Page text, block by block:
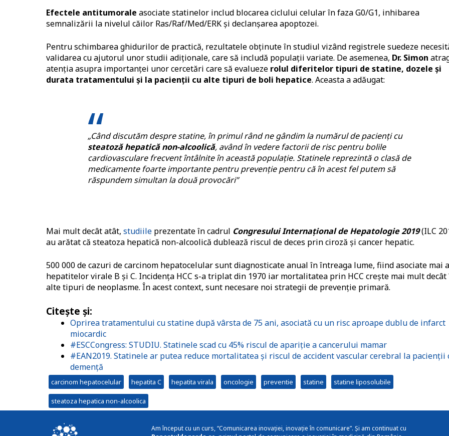
Efectele antitumorale asociate statinelor includ blocarea ciclului celular în faza G0/G1, inhibarea
semnalizării la nivelul căilor Ras/Raf/Med/ERK și declanșarea apoptozei.
Pentru schimbarea ghidurilor de practică, rezultatele obținute în studiul vizând registrele suedeze
validarea cu ajutorul unor studii adiționale, care să includă populații variate. De asemenea, Dr. Simon
atenția asupra importanței unor cercetări care să evalueze rolul diferitelor tipuri de statine, dozele și
durata tratamentului și la pacienții cu alte tipuri de boli hepatice. Aceasta a adăugat:
„Când discutăm despre statine, în primul rând ne gândim la numărul de pacienți cu
steatoză hepatică non-alcoolică, având în vedere factorii de risc pentru bolile
cardiovasculare frecvent întâlnite în această populație. Statinele reprezintă o clasă de
medicamente foarte importante pentru prevenție pentru că în acest fel putem să
răspundem simultan la două provocări”
Mai mult decât atât, studiile prezentate în cadrul Congresului Internațional de Hepatologie 2019(ILC
au arătat că steatoza hepatică non-alcoolică dublează riscul de deces prin ciroză și cancer hepatic.
500 000 de cazuri de carcinom hepatocelular sunt diagnosticate anual în întreaga lume, fiind asociate mai
hepatitelor virale B și C. Incidența HCC s-a triplat din 1970 iar mortalitatea prin HCC crește mai mult decât
alte tipuri de neoplasme. În acest context, sunt necesare noi strategii de prevenție primară.
Citește și:
Oprirea tratamentului cu statine după vârsta de 75 ani, asociată cu un risc aproape dublu de infarct
miocardic
#ESCCongress: STUDIU. Statinele scad cu 45% riscul de apariție a cancerului mamar
#EAN2019. Statinele ar putea reduce mortalitatea și riscul de accident vascular cerebral la pacienții
demență
carcinom hepatocelular hepatita C hepatita virala oncologie preventie statine statine liposolubile
steatoza hepatica non-alcoolica
Am început cu un curs, “Comunicarea inovației, inovație în comunicare”. Și am continuat cu